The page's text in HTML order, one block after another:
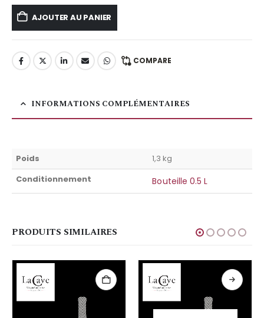
AJOUTER AU PANIER
COMPARE
INFORMATIONS COMPLÉMENTAIRES
Poids
1,3 kg
Conditionnement
Bouteille 0.5 L
PRODUITS SIMILAIRES